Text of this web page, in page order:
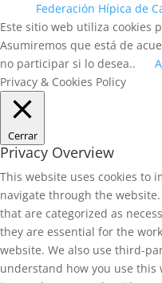
Federación Hípica de
Este sitio web utiliza cookies
Asumiremos que está de
no participar si lo desea..
Privacy & Cookies Policy
Cerrar
Privacy Overview
This website uses cookies to
navigate through the
that are categorized as
they are essential for the
website. We also use third-
understand how you use this